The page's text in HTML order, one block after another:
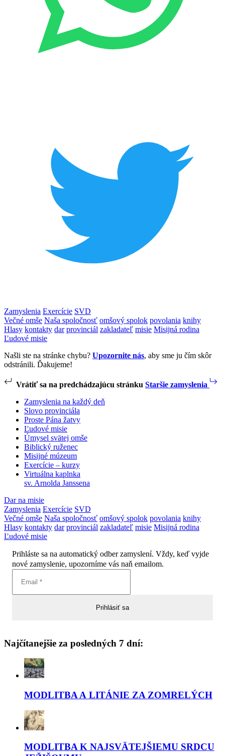
Zamyslenia Exercície SVD
Večné omše Naša spoločnosť omšový spolok povolania knihy
Hlasy kontakty dar provinciál zakladateľ misie Misijná rodina
Ľudové misie
Našli ste na stránke chybu? Upozornite nás, aby sme ju čím skôr
odstránili. Ďakujeme!
Vrátiť sa na predchádzajúcu stránku Staršie zamyslenia
Zamyslenia na každý deň
Slovo provinciála
Proste Pána žatvy
Ľudové misie
Úmysel svätej omše
Biblický ruženec
Misijné múzeum
Exercície – kurzy
Virtuálna kaplnka
sv. Arnolda Janssena
Dar na misie
Zamyslenia Exercície SVD
Večné omše Naša spoločnosť omšový spolok povolania knihy
Hlasy kontakty dar provinciál zakladateľ misie Misijná rodina
Ľudové misie
Prihláste sa na automatický odber zamyslení. Vždy, keď vyjde
nové zamyslenie, upozorníme vás naň emailom.
Najčítanejšie za posledných 7 dní:
MODLITBA A LITÁNIE ZA ZOMRELÝCH
MODLITBA K NAJSVÄTEJŠIEMU SRDCU